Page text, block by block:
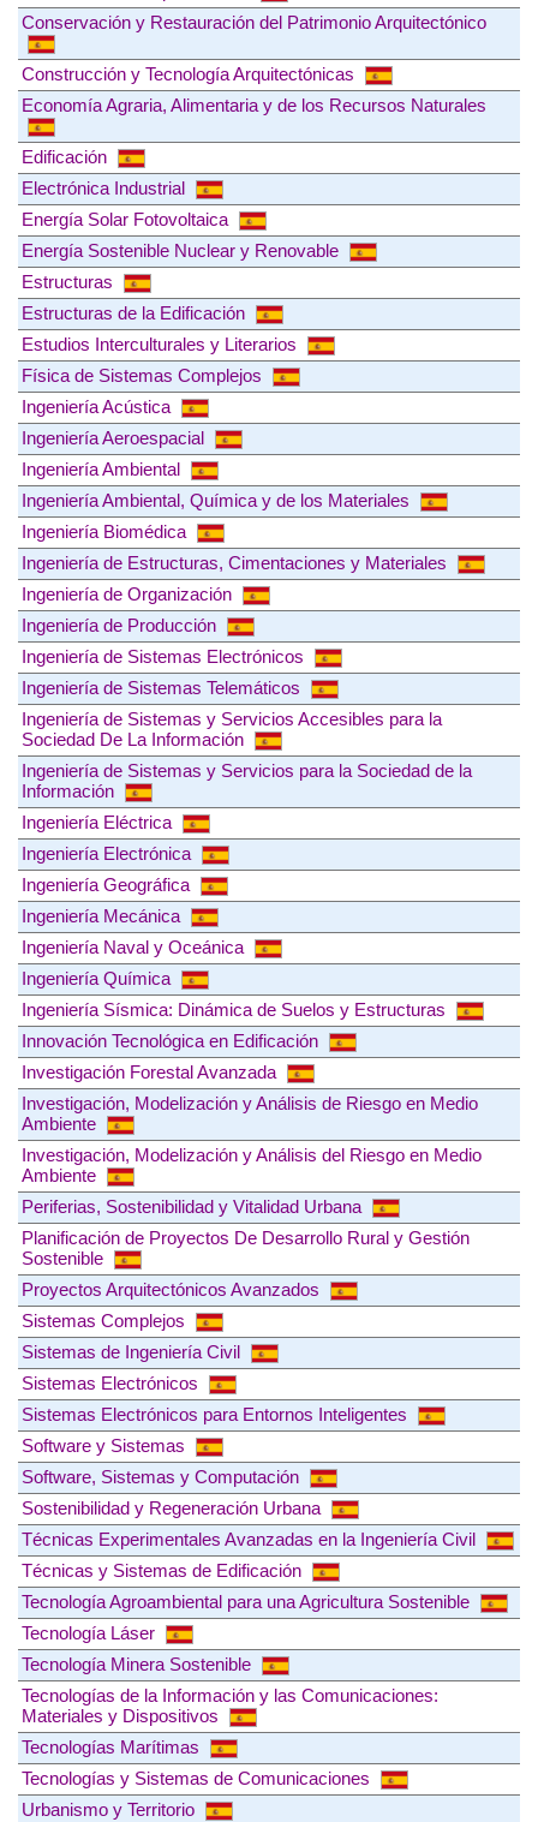
Conservación y Restauración del Patrimonio Arquitectónico
Construcción y Tecnología Arquitectónicas
Economía Agraria, Alimentaria y de los Recursos Naturales
Edificación
Electrónica Industrial
Energía Solar Fotovoltaica
Energía Sostenible Nuclear y Renovable
Estructuras
Estructuras de la Edificación
Estudios Interculturales y Literarios
Física de Sistemas Complejos
Ingeniería Acústica
Ingeniería Aeroespacial
Ingeniería Ambiental
Ingeniería Ambiental, Química y de los Materiales
Ingeniería Biomédica
Ingeniería de Estructuras, Cimentaciones y Materiales
Ingeniería de Organización
Ingeniería de Producción
Ingeniería de Sistemas Electrónicos
Ingeniería de Sistemas Telemáticos
Ingeniería de Sistemas y Servicios Accesibles para la
Sociedad De La Información
Ingeniería de Sistemas y Servicios para la Sociedad de la
Información
Ingeniería Eléctrica
Ingeniería Electrónica
Ingeniería Geográfica
Ingeniería Mecánica
Ingeniería Naval y Oceánica
Ingeniería Química
Ingeniería Sísmica: Dinámica de Suelos y Estructuras
Innovación Tecnológica en Edificación
Investigación Forestal Avanzada
Investigación, Modelización y Análisis de Riesgo en Medio
Ambiente
Investigación, Modelización y Análisis del Riesgo en Medio
Ambiente
Periferias, Sostenibilidad y Vitalidad Urbana
Planificación de Proyectos De Desarrollo Rural y Gestión
Sostenible
Proyectos Arquitectónicos Avanzados
Sistemas Complejos
Sistemas de Ingeniería Civil
Sistemas Electrónicos
Sistemas Electrónicos para Entornos Inteligentes
Software y Sistemas
Software, Sistemas y Computación
Sostenibilidad y Regeneración Urbana
Técnicas Experimentales Avanzadas en la Ingeniería Civil
Técnicas y Sistemas de Edificación
Tecnología Agroambiental para una Agricultura Sostenible
Tecnología Láser
Tecnología Minera Sostenible
Tecnologías de la Información y las Comunicaciones:
Materiales y Dispositivos
Tecnologías Marítimas
Tecnologías y Sistemas de Comunicaciones
Urbanismo y Territorio